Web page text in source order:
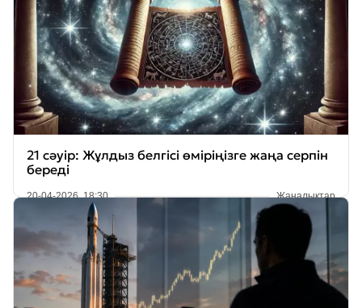
21 сәуір: Жұлдыз белгісі өміріңізге жаңа серпін
береді
20-04-2026, 18:30 Жаңалықтар